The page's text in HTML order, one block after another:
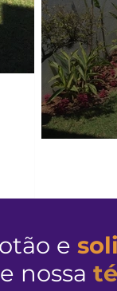
A dupla
jardim!
e
nossa